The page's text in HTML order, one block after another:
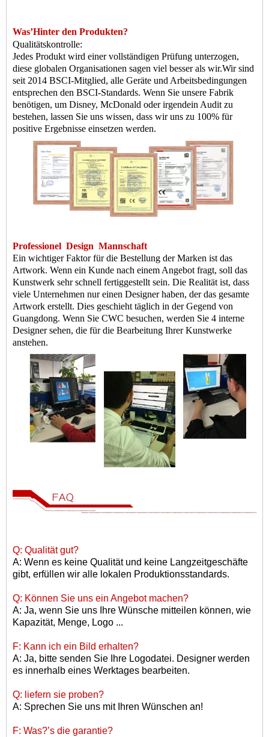
Was’Hinter den Produkten?
Qualitätskontrolle:
Jedes Produkt wird einer vollständigen Prüfung unterzogen,
diese globalen Organisationen sagen viel besser als wir.Wir sind
seit 2014 BSCI-Mitglied, alle Geräte und Arbeitsbedingungen
entsprechen den BSCI-Standards. Wenn Sie unsere Fabrik
benötigen, um Disney, McDonald oder irgendein Audit zu
bestehen, lassen Sie uns wissen, dass wir uns zu 100% für
positive Ergebnisse einsetzen werden.
Professionel Design Mannschaft
Ein wichtiger Faktor für die Bestellung der Marken ist das
Artwork. Wenn ein Kunde nach einem Angebot fragt, soll das
Kunstwerk sehr schnell fertiggestellt sein. Die Realität ist, dass
viele Unternehmen nur einen Designer haben, der das gesamte
Artwork erstellt. Dies geschieht täglich in der Gegend von
Guangdong. Wenn Sie CWC besuchen, werden Sie 4 interne
Designer sehen, die für die Bearbeitung Ihrer Kunstwerke
anstehen.
Q: Qualität gut?
A: Wenn es keine Qualität und keine Langzeitgeschäfte
gibt, erfüllen wir alle lokalen Produktionsstandards.
Q: Können Sie uns ein Angebot machen?
A: Ja, wenn Sie uns Ihre Wünsche mitteilen können, wie
Kapazität, Menge, Logo ...
F: Kann ich ein Bild erhalten?
A: Ja, bitte senden Sie Ihre Logodatei. Designer werden
es innerhalb eines Werktages bearbeiten.
Q: liefern sie proben?
A: Sprechen Sie uns mit Ihren Wünschen an!
F: Was?’s die garantie?